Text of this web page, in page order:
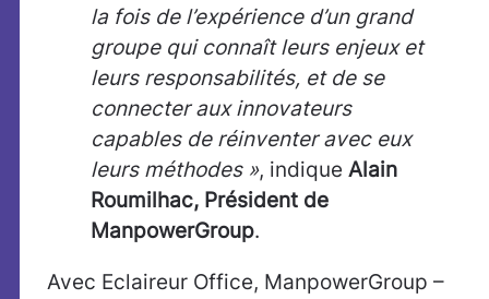
la fois de l’expérience d’un grand
groupe qui connaît leurs enjeux et
leurs responsabilités, et de se
connecter aux innovateurs
capables de réinventer avec eux
leurs méthodes », indique Alain
Roumilhac, Président de
ManpowerGroup.
Avec Eclaireur Office, ManpowerGroup –